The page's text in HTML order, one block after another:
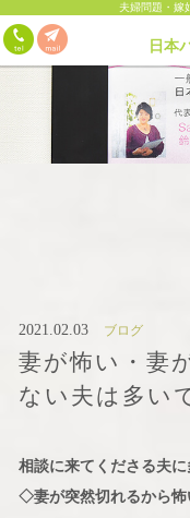
夫婦問題・嫁
日本
2021.02.03 ブログ
妻が怖い・妻
ない夫は多い
相談に来てくださる夫に
◇妻が突然切れるから怖